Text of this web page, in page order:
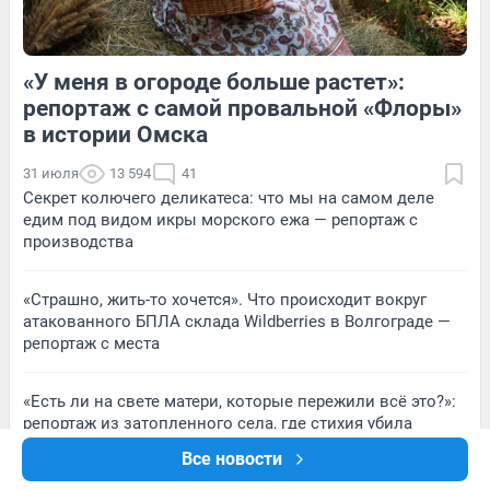
Все новости
Обсудить
«У меня в огороде больше растет»:
репортаж с самой провальной «Флоры»
в истории Омска
31 июля 13 594 41
Секрет колючего деликатеса: что мы на самом деле
едим под видом икры морского ежа — репортаж с
производства
«Страшно, жить-то хочется». Что происходит вокруг
атакованного БПЛА склада Wildberries в Волгограде —
репортаж с места
«Есть ли на свете матери, которые пережили всё это?»:
репортаж из затопленного села, где стихия убила
молодую художницу